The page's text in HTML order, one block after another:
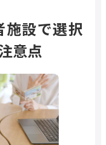
施設で選択
意点